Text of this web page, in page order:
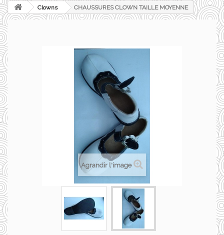
Clowns CHAUSSURES CLOWN TAILLE MOYENNE
Agrandir l'image